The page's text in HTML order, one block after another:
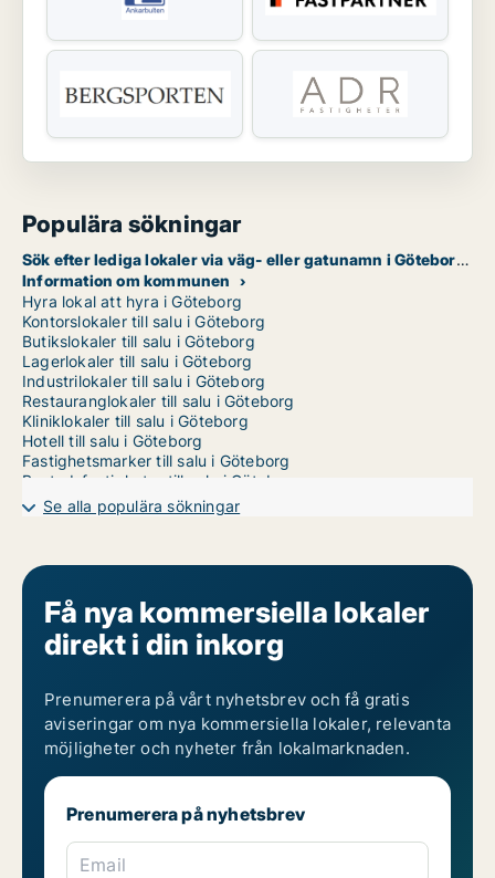
Populära sökningar
Sök efter lediga lokaler via väg- eller gatunamn i Göteborg
Information om kommunen
Hyra lokal att hyra i Göteborg
Kontorslokaler till salu i Göteborg
Butikslokaler till salu i Göteborg
Lagerlokaler till salu i Göteborg
Industrilokaler till salu i Göteborg
Restauranglokaler till salu i Göteborg
Kliniklokaler till salu i Göteborg
Hotell till salu i Göteborg
Fastighetsmarker till salu i Göteborg
Bostadsfastigheter till salu i Göteborg
Affärslokaler till salu i Göteborg
Garage till salu i Göteborg
Kommersiella fastigheter till salu till salu i Göteborg Centrum
Kommersiella fastigheter till salu till salu i Göteborg Västra
Kommersiella fastigheter till salu till salu i Göteborg Östra
Kommersiella fastigheter till salu till salu i Johanneberg
Kommersiella fastigheter till salu till salu i Lundby
Kommersiella fastigheter till salu till salu i Norra hisingen
Kommersiella fastigheter till salu till salu i Västra hisingen
Kommersiella fastigheter till salu till salu i Örgryte-Härlanda
Se alla populära sökningar
Få nya kommersiella lokaler
direkt i din inkorg
Prenumerera på vårt nyhetsbrev och få gratis
aviseringar om nya kommersiella lokaler, relevanta
möjligheter och nyheter från lokalmarknaden.
Prenumerera på nyhetsbrev
Email